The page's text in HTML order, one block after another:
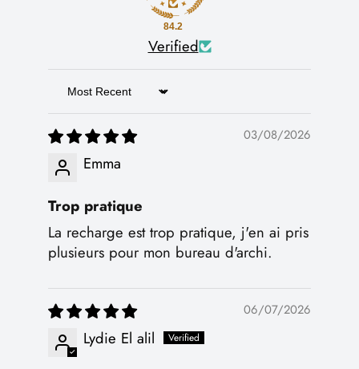
84.2
Verified
Sort by
03/08/2026
Emma
Trop pratique
La recharge est trop pratique, j'en ai pris
plusieurs pour mon bureau d'archi.
06/07/2026
Lydie El alil